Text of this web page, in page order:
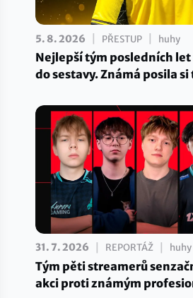
5. 8. 2026 PŘESTUP huhy
Nejlepší tým posledních
do sestavy. Známá posila
31. 7. 2026 REPORTÁŽ huhy
Tým pěti streamerů
akci proti známým